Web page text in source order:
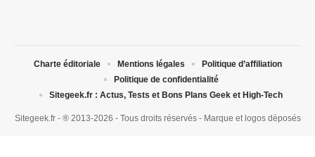
Sitegeek.fr - ® 2013-2026 - Tous droits réservés - Marque et logos déposés
Charte éditoriale Mentions légales
Politique d’affiliation
Politique de confidentialité
Sitegeek.fr : Actus, Tests et Bons Plans Geek et High-Tech